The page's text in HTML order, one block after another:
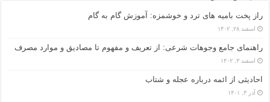
راز پخت بامیه‌ های ترد و خوشمزه: آموزش گام به گام
اسفند ۲۸, ۱۴۰۲
راهنمای جامع وجوهات شرعی: از تعریف و مفهوم تا مصادیق و موارد مصرف
اسفند ۳, ۱۴۰۲
احادیثی از ائمه درباره عجله و شتاب
آذر ۳, ۱۴۰۱